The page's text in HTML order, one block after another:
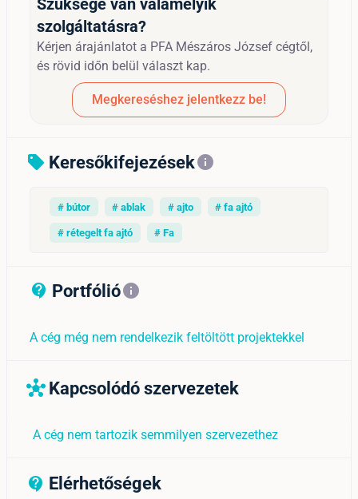
szolgáltatásra?
Kérjen árajánlatot a PFA Mészáros József cégtől,
és rövid időn belül választ kap.
Megkereséshez jelentkezz be!
sell Keresőkifejezésekinfo
# bútor # ablak # ajto # fa ajtó
# rétegelt fa ajtó # Fa
contact_support_outline
Portfólióinfo
A cég még nem rendelkezik feltöltött projektekkel
hub Kapcsolódó szervezetek
A cég nem tartozik semmilyen szervezethez
contact_support_outline
Elérhetőségek